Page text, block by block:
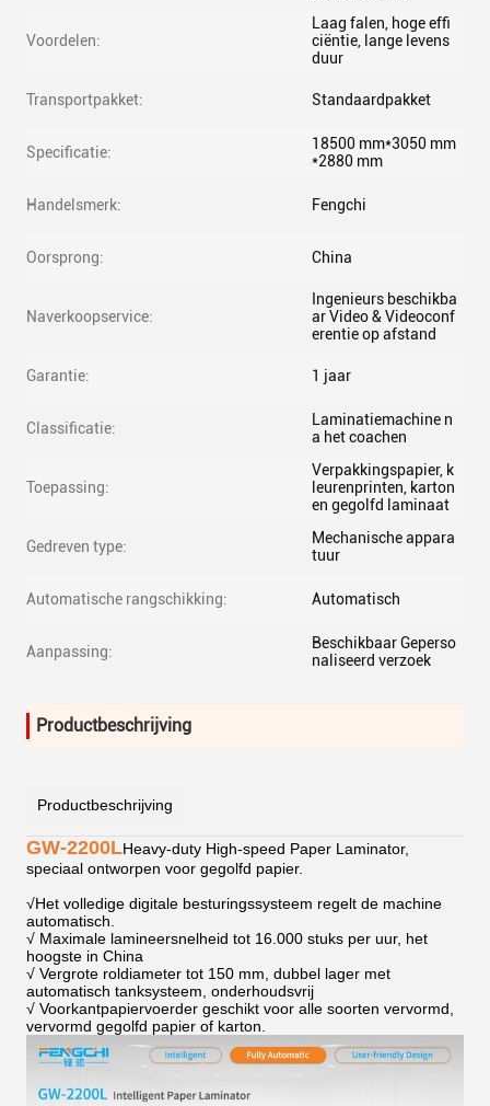
Voordelen:
Laag falen, hoge effi
ciëntie, lange levens
duur
Transportpakket: Standaardpakket
Specificatie:
18500 mm*3050 mm
*2880 mm
Handelsmerk: Fengchi
Oorsprong: China
Naverkoopservice:
Ingenieurs beschikba
ar Video & Videoconf
erentie op afstand
Garantie: 1 jaar
Classificatie:
Laminatiemachine n
a het coachen
Toepassing:
Verpakkingspapier, k
leurenprinten, karton
en gegolfd laminaat
Gedreven type:
Mechanische appara
tuur
Automatische rangschikking: Automatisch
Aanpassing:
Beschikbaar Geperso
naliseerd verzoek
Productbeschrijving
Productbeschrijving
GW-2200LHeavy-duty High-speed Paper Laminator,
speciaal ontworpen voor gegolfd papier.
√Het volledige digitale besturingssysteem regelt de machine
automatisch.
√ Maximale lamineersnelheid tot 16.000 stuks per uur, het
hoogste in China
√ Vergrote roldiameter tot 150 mm, dubbel lager met
automatisch tanksysteem, onderhoudsvrij
√ Voorkantpapiervoerder geschikt voor alle soorten vervormd,
vervormd gegolfd papier of karton.